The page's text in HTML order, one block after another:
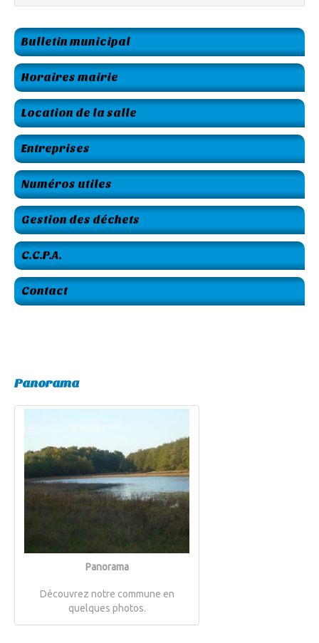
Bulletin municipal
Horaires mairie
Location de la salle
Entreprises
Numéros utiles
Gestion des déchets
C.C.P.A.
Contact
Panorama
Panorama
Découvrez notre commune en
quelques photos.